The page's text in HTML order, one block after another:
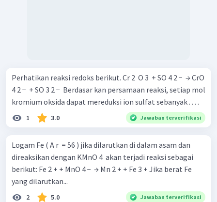
Perhatikan reaksi redoks berikut. Cr 2 ​ O 3 ​ + SO 4 2 − ​ → CrO
4 2 − ​ + SO 3 2 − ​ Berdasar kan persamaan reaksi, setiap mol
kromium oksida dapat mereduksi ion sulfat sebanyak . . . .
1 3.0 Jawaban terverifikasi
Logam Fe ( A r ​ = 56 ) jika dilarutkan di dalam asam dan
direaksikan dengan KMnO 4 ​ akan terjadi reaksi sebagai
berikut: Fe 2 + + MnO 4 − ​ → Mn 2 + + Fe 3 + Jika berat Fe
yang dilarutkan...
2 5.0 Jawaban terverifikasi